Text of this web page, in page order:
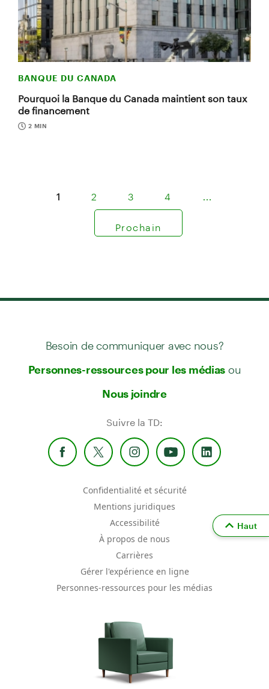
BANQUE DU CANADA
Pourquoi la Banque du Canada maintient son taux
de financement
2 MIN
1 2 3 4
Prochain
Besoin de communiquer avec nous?
Personnes-ressources pour les médias ou
Nous joindre
Suivre la TD:
Confidentialité et sécurité
Mentions juridiques
Accessibilité
À propos de nous
Carrières
Gérer l'expérience en ligne
Personnes-ressources pour les médias
Haut